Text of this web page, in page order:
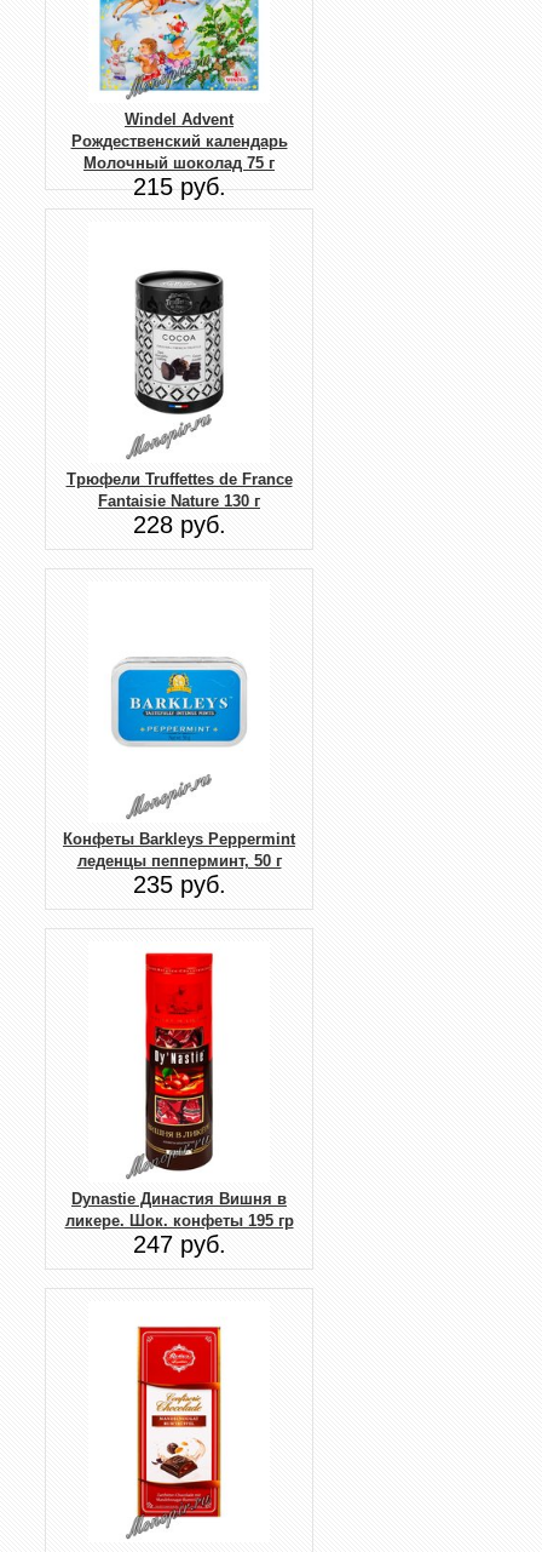
Windel Advent
Рождественский календарь
Молочный шоколад 75 г
215 руб.
Трюфели Truffettes de France
Fantaisie Nature 130 г
228 руб.
Конфеты Barkleys Peppermint
леденцы пепперминт, 50 г
235 руб.
Dynastie Династия Вишня в
ликере. Шок. конфеты 195 гр
247 руб.